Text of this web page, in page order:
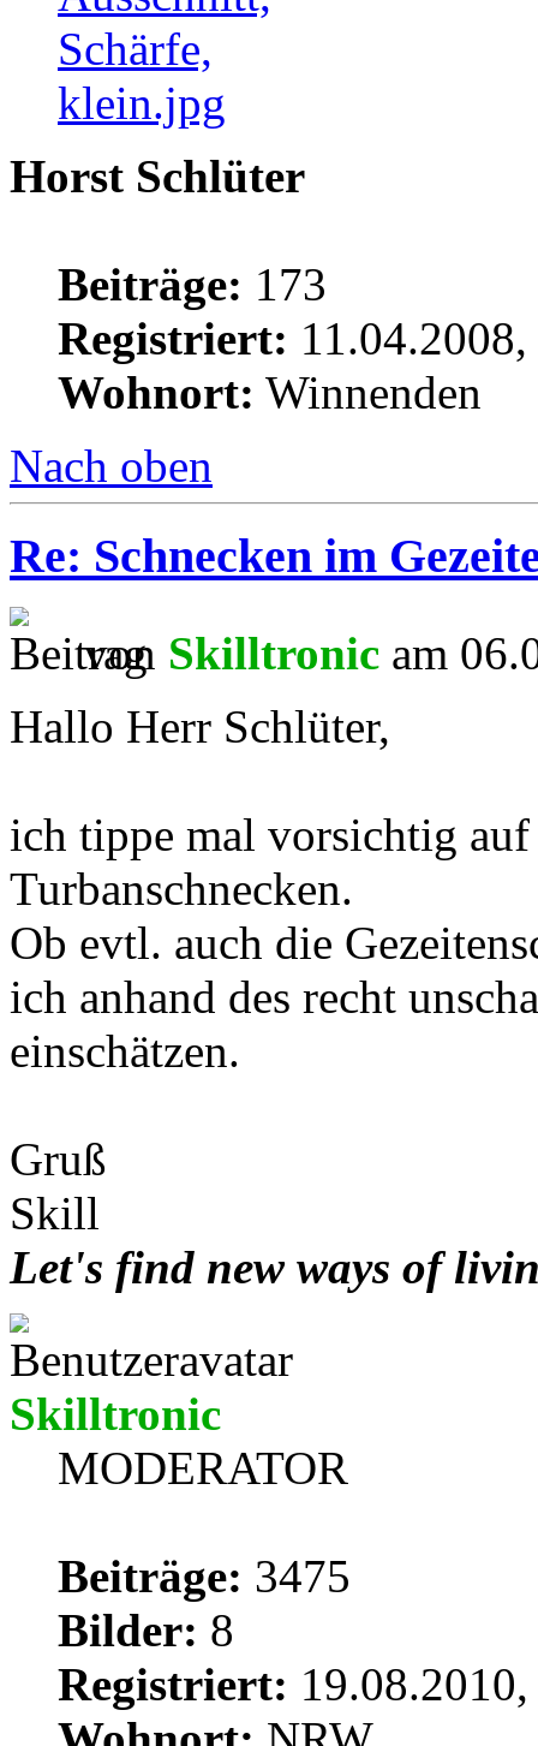
Horst Schlüter
Beiträge: 173
Registriert:
Wohnort: Winnenden
Nach oben
Re: Schnecken im
von Skilltronic am
Hallo Herr Schlüter,
ich tippe mal vorsichtig
Turbanschnecken.
Ob evtl. auch die
ich anhand des recht
einschätzen.
Gruß
Skill
Let's find new ways of
Skilltronic
MODERATOR
Beiträge: 3475
Bilder: 8
Registriert: